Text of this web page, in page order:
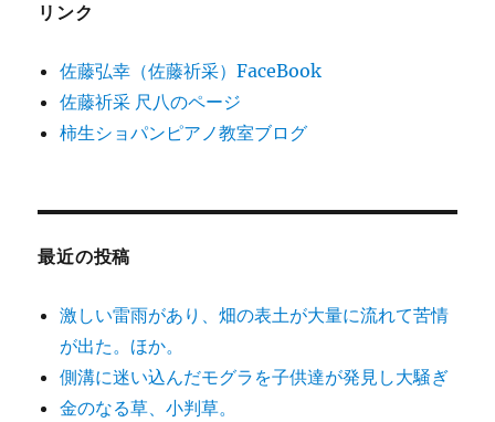
リンク
佐藤弘幸（佐藤祈采）FaceBook
佐藤祈采 尺八のページ
柿生ショパンピアノ教室ブログ
最近の投稿
激しい雷雨があり、畑の表土が大量に流れて苦情
が出た。ほか。
側溝に迷い込んだモグラを子供達が発見し大騒ぎ
金のなる草、小判草。